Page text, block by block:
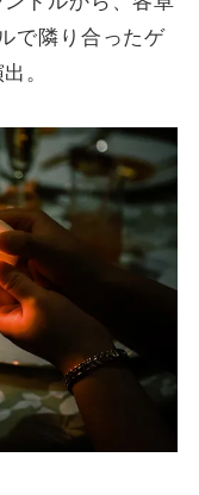
で隣り合ったゲ
。